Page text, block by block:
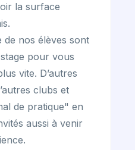
la surface
de nos élèves sont
pour vous
vite. D’autres
clubs et
de pratique" en
aussi à venir